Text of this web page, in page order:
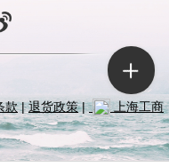
款|退货政策|
上海工商